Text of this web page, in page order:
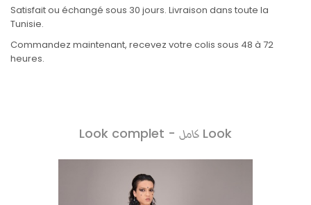
Satisfait ou échangé sous 30 jours. Livraison dans toute la
Tunisie.
Commandez maintenant, recevez votre colis sous 48 à 72
heures.
Look complet - كامل Look